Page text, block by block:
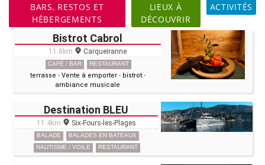
BARS, RESTOS ET
HÉBERGEMENTS
LIEUX À
DÉCOUVRIR
ACTIVITÉS
Bistrot Cabrol
11.8km Carqueiranne
CAFÉ / BAR RESTAURANT
terrasse - Vente à emporter - bistrot -
ambiance musicale
Destination BLEU
11.4km Six-Fours-les-Plages
BALADE
BALADES EN BATEAUX
NAUTISME / VOILE
RESTAURANT